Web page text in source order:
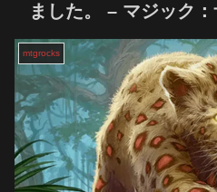
ました。 – マジック
mtgrocks